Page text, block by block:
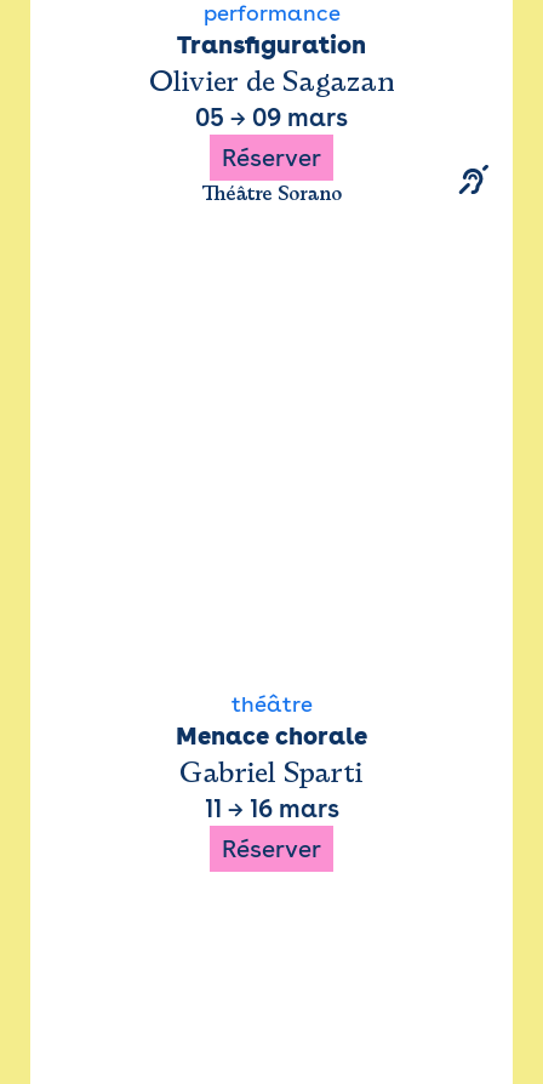
performance
Transfiguration
Olivier de Sagazan
05 → 09 mars
Réserver
Théâtre Sorano
théâtre
Menace chorale
Gabriel Sparti
11 → 16 mars
Réserver